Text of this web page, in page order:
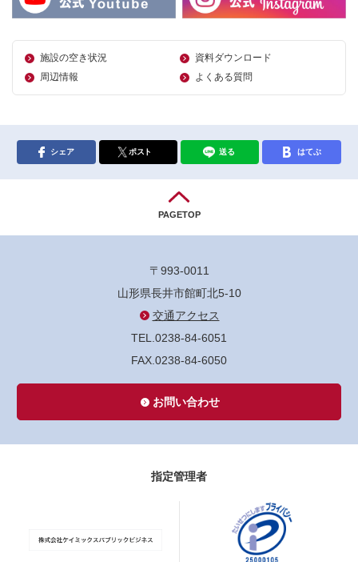
施設の空き状況
資料ダウンロード
周辺情報
よくある質問
シェア ポスト 送る はてぶ
PAGETOP
〒993-0011
山形県長井市館町北5-10
交通アクセス
TEL.0238-84-6051
FAX.0238-84-6050
お問い合わせ
指定管理者